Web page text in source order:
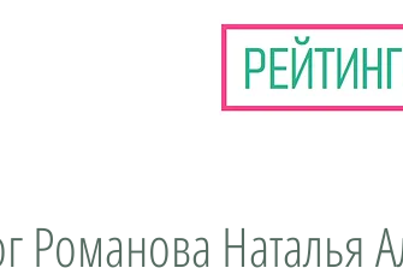
Романова Наталья